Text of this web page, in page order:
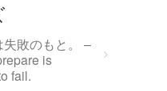
敗のもと。 –
is
fail.